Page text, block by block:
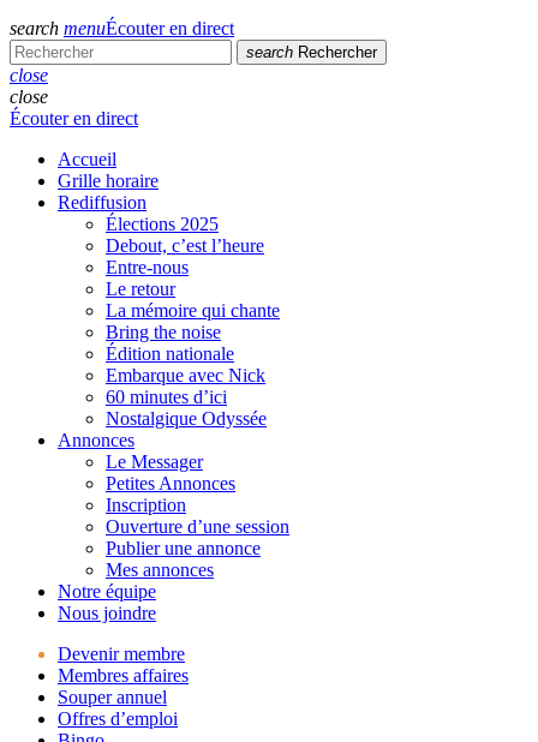
search menuÉcouter en direct
search Rechercher
close
close
Écouter en direct
Accueil
Grille horaire
Rediffusion
Élections 2025
Debout, c’est l’heure
Entre-nous
Le retour
La mémoire qui chante
Bring the noise
Édition nationale
Embarque avec Nick
60 minutes d’ici
Nostalgique Odyssée
Annonces
Le Messager
Petites Annonces
Inscription
Ouverture d’une session
Publier une annonce
Mes annonces
Notre équipe
Nous joindre
Devenir membre
Membres affaires
Souper annuel
Offres d’emploi